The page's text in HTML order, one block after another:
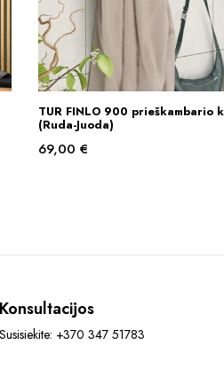
Į KREPŠELĮ
TUR FINLO 900 prieškambario
(Ruda-Juoda)
69,00 €
Konsultacijos
Susisiekite: +370 347 51783